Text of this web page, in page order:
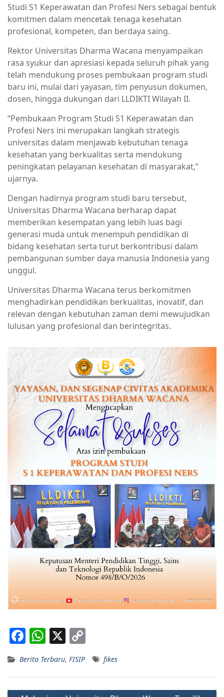
Studi S1 Keperawatan dan Profesi Ners sebagai bentuk
komitmen dalam mencetak tenaga kesehatan
profesional, kompeten, dan berdaya saing.
Rektor Universitas Dharma Wacana menyampaikan
rasa syukur dan apresiasi kepada seluruh pihak yang
telah mendukung proses pembukaan program studi
baru ini, mulai dari yayasan, tim penyusun dokumen,
dosen, hingga dukungan dari LLDIKTI Wilayah II.
“Pembukaan Program Studi S1 Keperawatan dan
Profesi Ners ini merupakan langkah strategis
universitas dalam menjawab kebutuhan tenaga
kesehatan yang berkualitas serta mendukung
peningkatan pelayanan kesehatan di masyarakat,”
ujarnya.
Dengan hadirnya program studi baru tersebut,
Universitas Dharma Wacana berharap dapat
memberikan kesempatan yang lebih luas bagi
generasi muda untuk menempuh pendidikan di
bidang kesehatan serta turut berkontribusi dalam
pembangunan sumber daya manusia Indonesia yang
unggul.
Universitas Dharma Wacana terus berkomitmen
menghadirkan pendidikan berkualitas, inovatif, dan
relevan dengan kebutuhan zaman demi mewujudkan
lulusan yang profesional dan berintegritas.
F
a
c
e
W
h
at
s
X
o
p
y
Berita Terbaru, FISIP fikes
Post